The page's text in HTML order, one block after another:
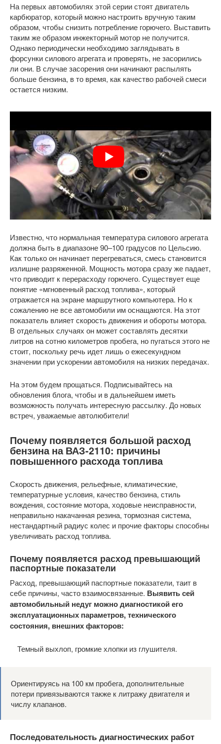
На первых автомобилях этой серии стоят двигатель
карбюратор, который можно настроить вручную таким
образом, чтобы снизить потребление горючего. Выставить
таким же образом инжекторный мотор не получится.
Однако периодически необходимо заглядывать в
форсунки силового агрегата и проверять, не засорились
ли они. В случае засорения они начинают распылять
больше бензина, в то время, как качество рабочей смеси
остается низким.
Известно, что нормальная температура силового агрегата
должна быть в диапазоне 90–100 градусов по Цельсию.
Как только он начинает перегреваться, смесь становится
излишне разряженной. Мощность мотора сразу же падает,
что приводит к перерасходу горючего. Существует еще
понятие «мгновенный расход топлива», который
отражается на экране маршрутного компьютера. Но к
сожалению не все автомобили им оснащаются. На этот
показатель влияет скорость движения и обороты мотора.
В отдельных случаях он может составлять десятки
литров на сотню километров пробега, но пугаться этого не
стоит, поскольку речь идет лишь о ежесекундном
значении при ускорении автомобиля на низких передачах.
На этом будем прощаться. Подписывайтесь на
обновления блога, чтобы и в дальнейшем иметь
возможность получать интересную рассылку. До новых
встреч, уважаемые автолюбители!
Почему появляется большой расход
бензина на ВАЗ-2110: причины
повышенного расхода топлива
Скорость движения, рельефные, климатические,
температурные условия, качество бензина, стиль
вождения, состояние мотора, ходовые неисправности,
неправильно накачанная резина, тормозная система,
нестандартный радиус колес и прочие факторы способны
увеличивать расход топлива.
Почему появляется расход превышающий
паспортные показатели
Расход, превышающий паспортные показатели, таит в
себе причины, часто взаимосвязанные. Выявить сей
автомобильный недуг можно диагностикой его
эксплуатационных параметров, технического
состояния, внешних факторов:
Темный выхлоп, громкие хлопки из глушителя.
Ориентируясь на 100 км пробега, дополнительные
потери привязываются также к литражу двигателя и
числу клапанов.
Последовательность диагностических работ